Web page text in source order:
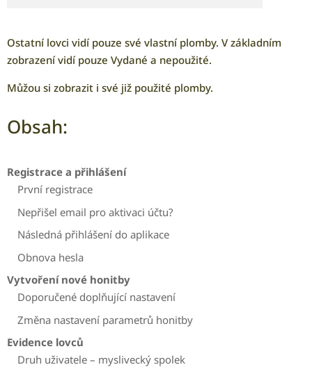
Ostatní lovci vidí pouze své vlastní plomby. V základním
zobrazení vidí pouze Vydané a nepoužité.
Můžou si zobrazit i své již použité plomby.
Obsah:
Registrace a přihlášení
První registrace
Nepřišel email pro aktivaci účtu?
Následná přihlášení do aplikace
Obnova hesla
Vytvoření nové honitby
Doporučené doplňující nastavení
Změna nastavení parametrů honitby
Evidence lovců
Druh uživatele – myslivecký spolek